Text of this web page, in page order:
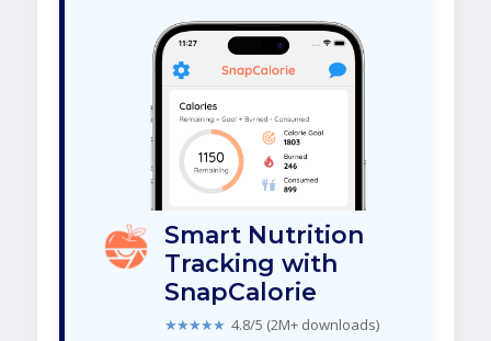
Smart Nutrition
Tracking with
SnapCalorie
★★★★★ 4.8/5 (2M+ downloads)